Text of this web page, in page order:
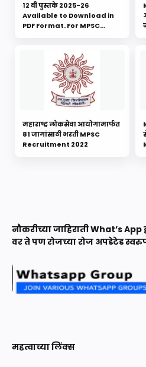
१२ वी पुस्तके 2025-26
Available to Download in
PDF Format. For MPSC
महाराष्ट्र लोकसेवा आयोगामार्फत
81 जागांसाठी भरती MPSC
Recruitment 2022
नौकरीच्या जाहिराती What’s
वर ते पण रोजच्या रोज अपडेटेड
महत्वाच्या लिंक्स